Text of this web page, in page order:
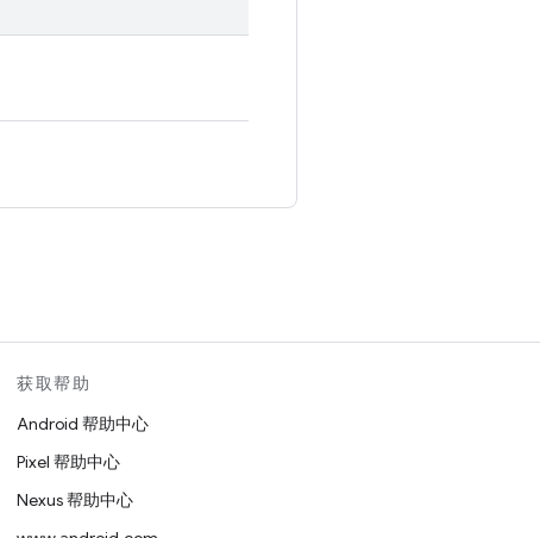
获取帮助
Android 帮助中心
Pixel 帮助中心
Nexus 帮助中心